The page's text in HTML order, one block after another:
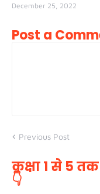
December 25, 2022
Post a
Previous Post
कक्षा 1 से 5
👇